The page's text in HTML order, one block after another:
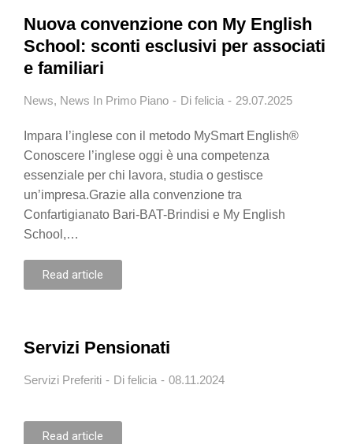
Nuova convenzione con My English
School: sconti esclusivi per associati
e familiari
News, News In Primo Piano Di felicia 29.07.2025
Impara l’inglese con il metodo MySmart English®
Conoscere l’inglese oggi è una competenza
essenziale per chi lavora, studia o gestisce
un’impresa.Grazie alla convenzione tra
Confartigianato Bari-BAT-Brindisi e My English
School,…
Read article
Servizi Pensionati
Servizi Preferiti Di felicia 08.11.2024
Read article